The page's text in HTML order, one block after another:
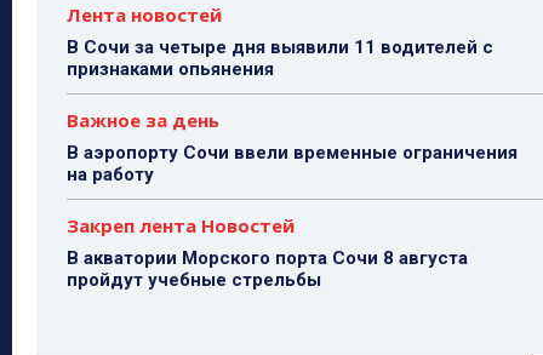
Лента новостей
В Сочи за четыре дня выявили 11 водителей с
признаками опьянения
Важное за день
В аэропорту Сочи ввели временные ограничения
на работу
Закреп лента Новостей
В акватории Морского порта Сочи 8 августа
пройдут учебные стрельбы